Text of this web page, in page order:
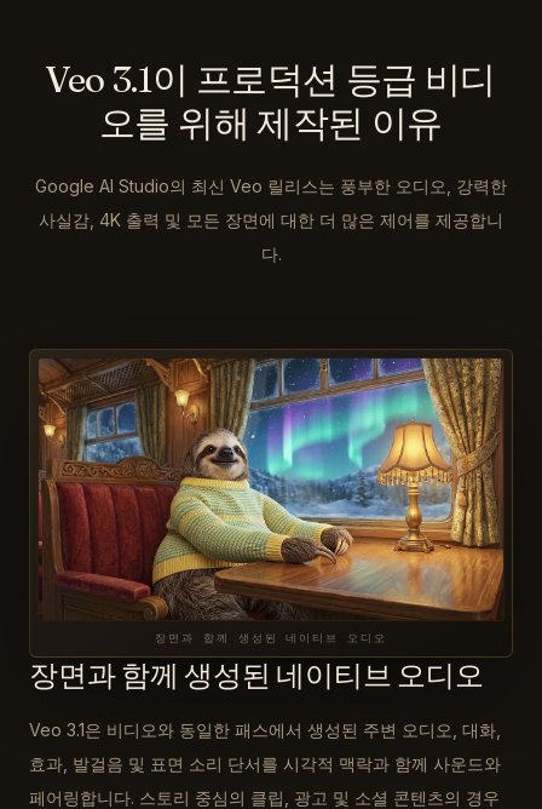
Veo 3.1이 프로덕션 등급 비디
오를 위해 제작된 이유
Google AI Studio의 최신 Veo 릴리스는 풍부한 오디오, 강력한
사실감, 4K 출력 및 모든 장면에 대한 더 많은 제어를 제공합니
다.
장면과 함께 생성된 네이티브 오디오
장면과 함께 생성된 네이티브 오디오
Veo 3.1은 비디오와 동일한 패스에서 생성된 주변 오디오, 대화,
효과, 발걸음 및 표면 소리 단서를 시각적 맥락과 함께 사운드와
페어링합니다. 스토리 중심의 클립, 광고 및 소셜 콘텐츠의 경우